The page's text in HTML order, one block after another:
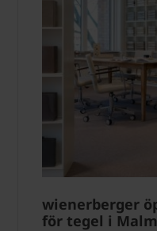
wienerberger
för tegel i